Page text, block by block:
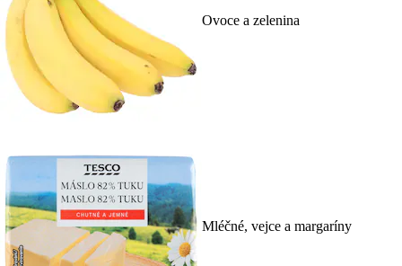
Ovoce a zelenina
Mléčné, vejce a margaríny